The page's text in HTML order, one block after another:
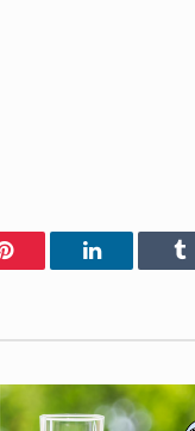
Pinterest LinkedIn